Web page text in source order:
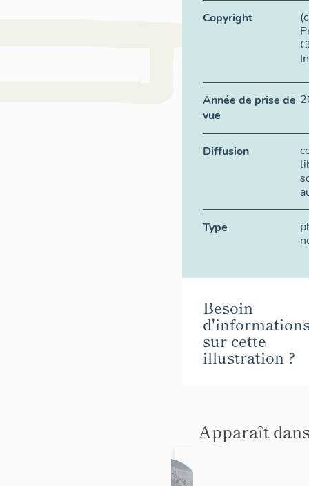
Copyright
Année de prise de
vue
Diffusion
Type
Besoin
sur cette
illustration ?
Apparaît